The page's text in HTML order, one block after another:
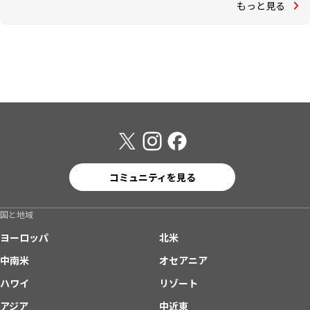
もっと見る
コミュニティを見る
国と地域
ヨーロッパ
北米
中南米
オセアニア
ハワイ
リゾート
アジア
中近東